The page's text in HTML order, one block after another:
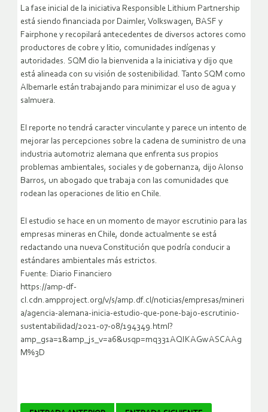
La fase inicial de la iniciativa Responsible Lithium Partnership
está siendo financiada por Daimler, Volkswagen, BASF y
Fairphone y recopilará antecedentes de diversos actores como
productores de cobre y litio, comunidades indígenas y
autoridades. SQM dio la bienvenida a la iniciativa y dijo que
está alineada con su visión de sostenibilidad. Tanto SQM como
Albemarle están trabajando para minimizar el uso de agua y
salmuera.
El reporte no tendrá caracter vinculante y parece un intento de
mejorar las percepciones sobre la cadena de suministro de una
industria automotriz alemana que enfrenta sus propios
problemas ambientales, sociales y de gobernanza, dijo Alonso
Barros, un abogado que trabaja con las comunidades que
rodean las operaciones de litio en Chile.
El estudio se hace en un momento de mayor escrutinio para las
empresas mineras en Chile, donde actualmente se está
redactando una nueva Constitución que podría conducir a
estándares ambientales más estrictos.
Fuente: Diario Financiero
https://amp-df-
cl.cdn.ampproject.org/v/s/amp.df.cl/noticias/empresas/mineri
a/agencia-alemana-inicia-estudio-que-pone-bajo-escrutinio-
sustentabilidad/2021-07-08/194349.html?
amp_gsa=1&amp_js_v=a6&usqp=mq331AQIKAGwASCAAg
M%3D